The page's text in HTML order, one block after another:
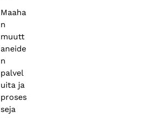
Maaha
n
muutt
aneide
n
palvel
uita ja
proses
seja